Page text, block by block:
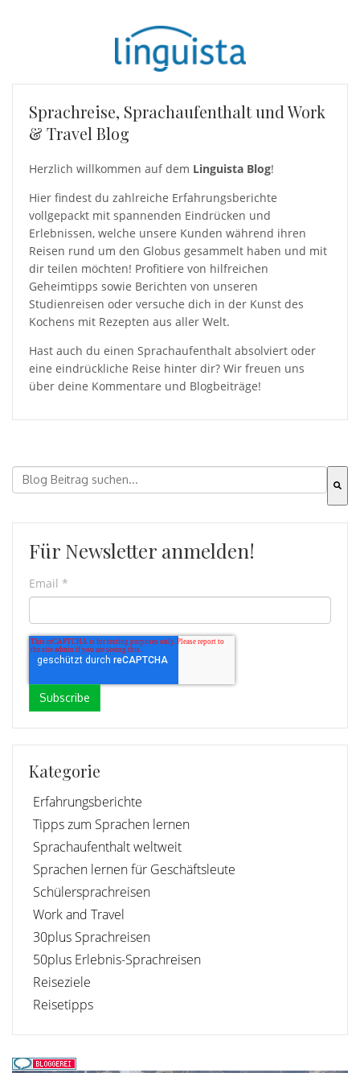
Sprachreise, Sprachaufenthalt und Work
& Travel Blog
Herzlich willkommen auf dem Linguista Blog!
Hier findest du zahlreiche Erfahrungsberichte
vollgepackt mit spannenden Eindrücken und
Erlebnissen, welche unsere Kunden während ihren
Reisen rund um den Globus gesammelt haben und mit
dir teilen möchten! Profitiere von hilfreichen
Geheimtipps sowie Berichten von unseren
Studienreisen oder versuche dich in der Kunst des
Kochens mit Rezepten aus aller Welt.
Hast auch du einen Sprachaufenthalt absolviert oder
eine eindrückliche Reise hinter dir? Wir freuen uns
über deine Kommentare und Blogbeiträge!
Il s'agit d'un champ de recherche auquel est
Für Newsletter anmelden!
Email *
Kategorie
Erfahrungsberichte
Tipps zum Sprachen lernen
Sprachaufenthalt weltweit
Sprachen lernen für Geschäftsleute
Schülersprachreisen
Work and Travel
30plus Sprachreisen
50plus Erlebnis-Sprachreisen
Reiseziele
Reisetipps